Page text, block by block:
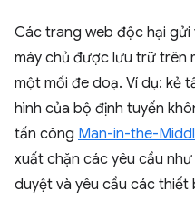
Các trang web độc hại
máy chủ được lưu trữ trên
một mối đe doạ. Ví dụ: kẻ
hình của bộ định tuyến
tấn công Man-in-the-
xuất chặn các yêu cầu
duyệt và yêu cầu các thiết